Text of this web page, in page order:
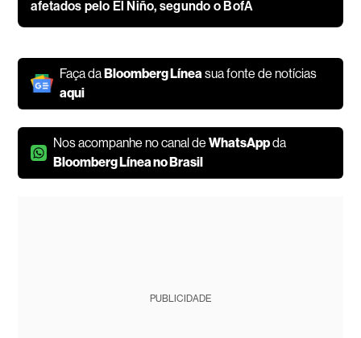
afetados pelo El Niño, segundo o BofA
Faça daBloomberg Línea sua fonte de notícias
aqui
Nos acompanhe no canal deWhatsAppda
Bloomberg Línea no Brasil
PUBLICIDADE